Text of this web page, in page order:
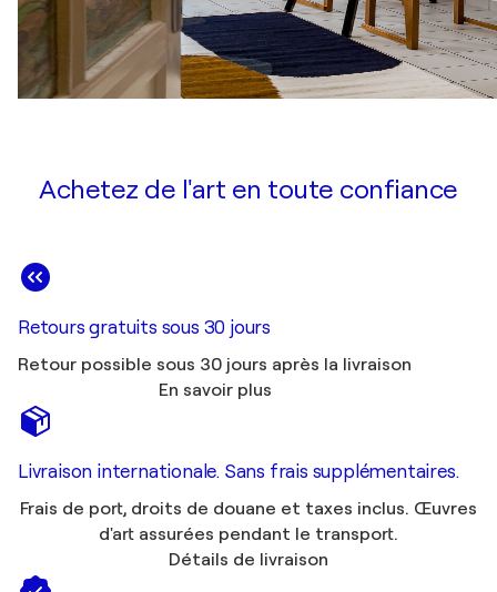
Achetez de l'art en toute confiance
Retours gratuits sous 30 jours
Retour possible sous 30 jours après la livraison
En savoir plus
Livraison internationale. Sans frais supplémentaires.
Frais de port, droits de douane et taxes inclus. Œuvres
d'art assurées pendant le transport.
Détails de livraison